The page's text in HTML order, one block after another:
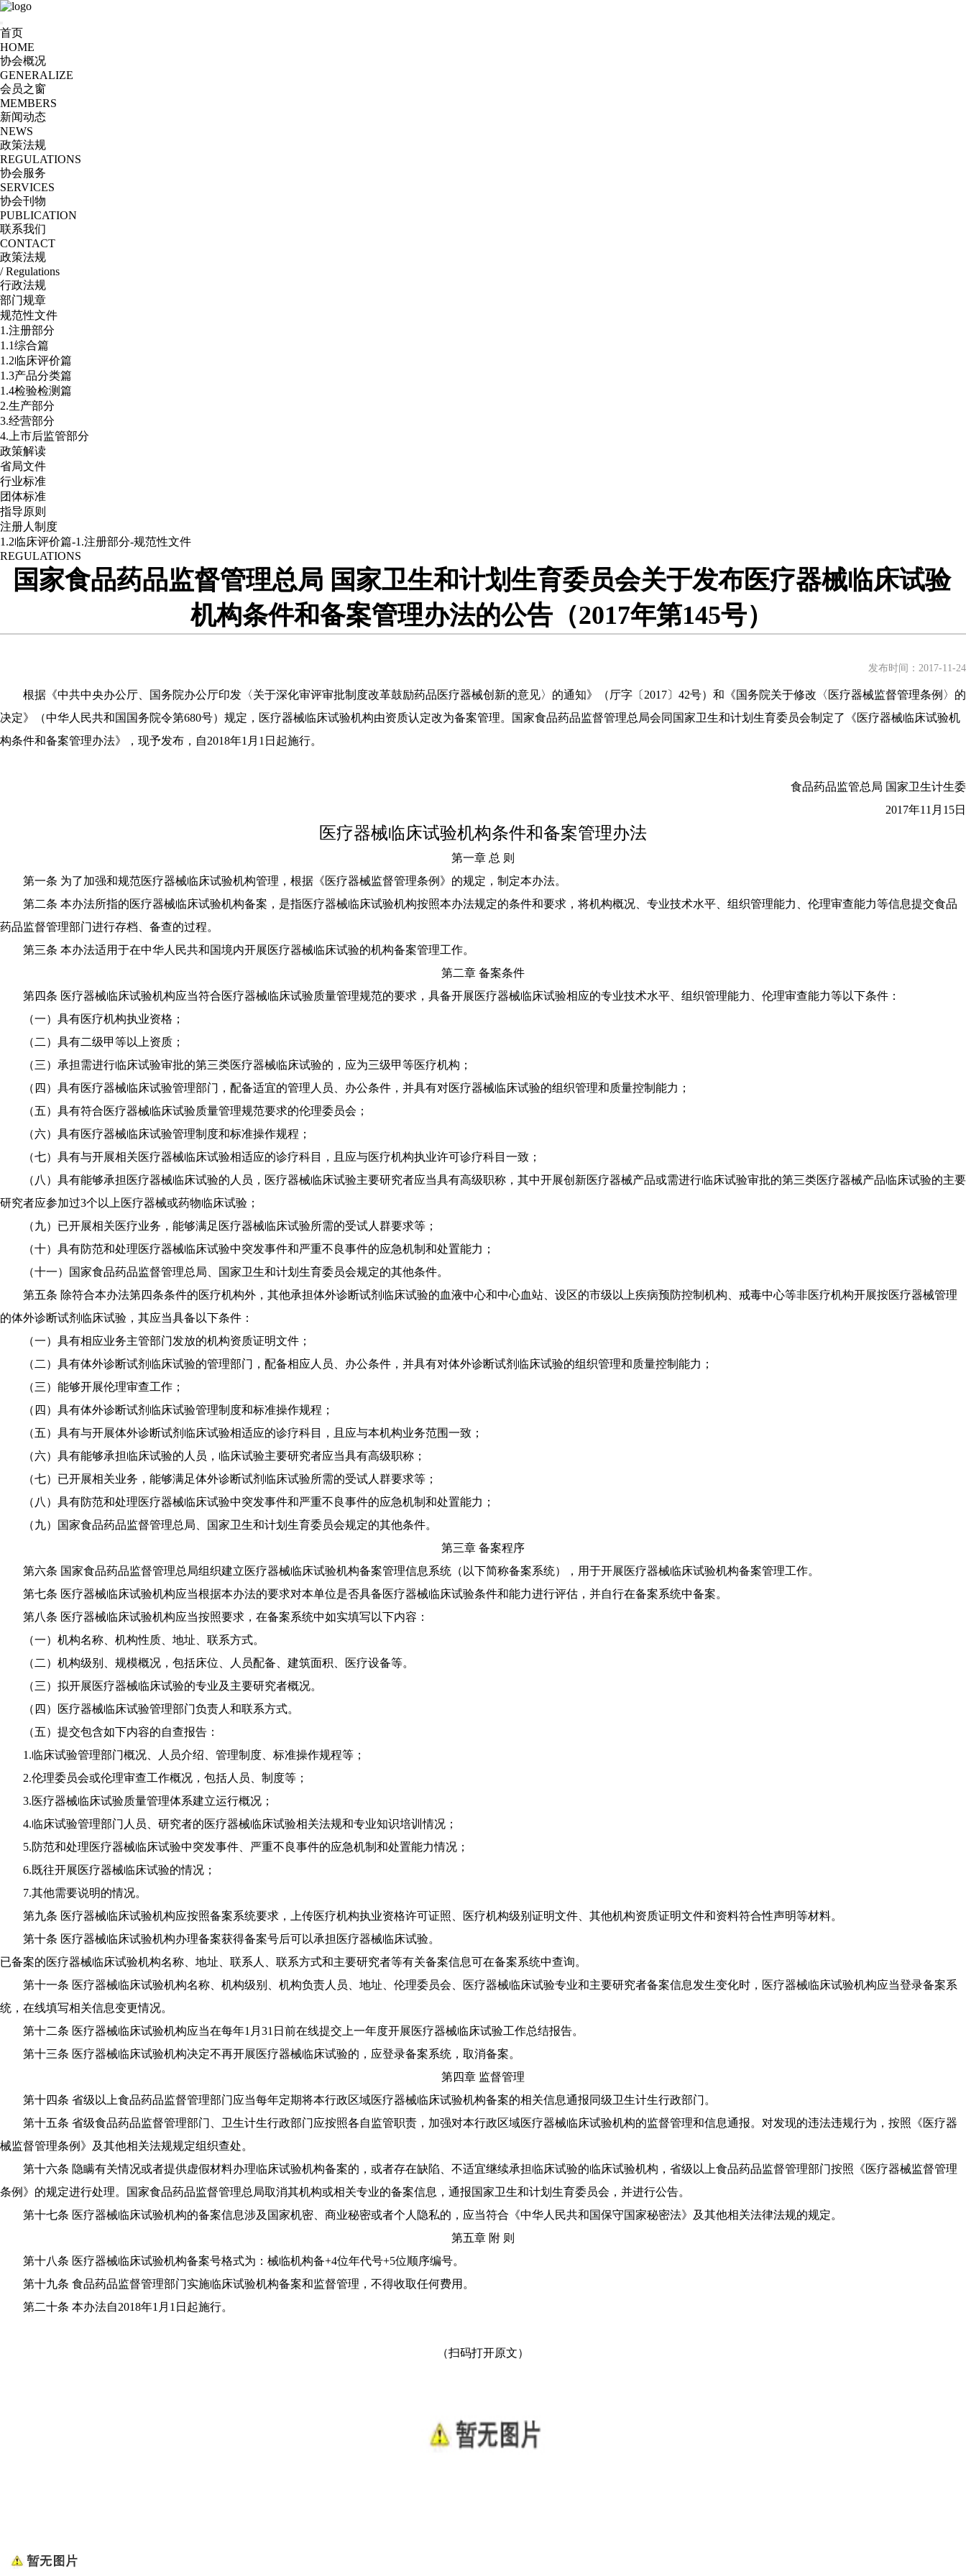
首页
HOME
协会概况
GENERALIZE
会员之窗
MEMBERS
新闻动态
NEWS
政策法规
REGULATIONS
协会服务
SERVICES
协会刊物
PUBLICATION
联系我们
CONTACT
政策法规
/ Regulations
行政法规
部门规章
规范性文件
1.注册部分
1.1综合篇
1.2临床评价篇
1.3产品分类篇
1.4检验检测篇
2.生产部分
3.经营部分
4.上市后监管部分
政策解读
省局文件
行业标准
团体标准
指导原则
注册人制度
1.2临床评价篇-1.注册部分-规范性文件
REGULATIONS
国家食品药品监督管理总局 国家卫生和计划生育委员会关于发布医疗器械临床试验
机构条件和备案管理办法的公告（2017年第145号）
发布时间：2017-11-24
根据《中共中央办公厅、国务院办公厅印发〈关于深化审评审批制度改革鼓励药品医疗器械创新的意见〉的通知》（厅字〔2017〕42号）和《国务院关于修改〈医疗器械监督管理条例〉的
决定》（中华人民共和国国务院令第680号）规定，医疗器械临床试验机构由资质认定改为备案管理。国家食品药品监督管理总局会同国家卫生和计划生育委员会制定了《医疗器械临床试验机
构条件和备案管理办法》，现予发布，自2018年1月1日起施行。
食品药品监管总局 国家卫生计生委
2017年11月15日
医疗器械临床试验机构条件和备案管理办法
第一章 总 则
第一条 为了加强和规范医疗器械临床试验机构管理，根据《医疗器械监督管理条例》的规定，制定本办法。
第二条 本办法所指的医疗器械临床试验机构备案，是指医疗器械临床试验机构按照本办法规定的条件和要求，将机构概况、专业技术水平、组织管理能力、伦理审查能力等信息提交食品
药品监督管理部门进行存档、备查的过程。
第三条 本办法适用于在中华人民共和国境内开展医疗器械临床试验的机构备案管理工作。
第二章 备案条件
第四条 医疗器械临床试验机构应当符合医疗器械临床试验质量管理规范的要求，具备开展医疗器械临床试验相应的专业技术水平、组织管理能力、伦理审查能力等以下条件：
（一）具有医疗机构执业资格；
（二）具有二级甲等以上资质；
（三）承担需进行临床试验审批的第三类医疗器械临床试验的，应为三级甲等医疗机构；
（四）具有医疗器械临床试验管理部门，配备适宜的管理人员、办公条件，并具有对医疗器械临床试验的组织管理和质量控制能力；
（五）具有符合医疗器械临床试验质量管理规范要求的伦理委员会；
（六）具有医疗器械临床试验管理制度和标准操作规程；
（七）具有与开展相关医疗器械临床试验相适应的诊疗科目，且应与医疗机构执业许可诊疗科目一致；
（八）具有能够承担医疗器械临床试验的人员，医疗器械临床试验主要研究者应当具有高级职称，其中开展创新医疗器械产品或需进行临床试验审批的第三类医疗器械产品临床试验的主要
研究者应参加过3个以上医疗器械或药物临床试验；
（九）已开展相关医疗业务，能够满足医疗器械临床试验所需的受试人群要求等；
（十）具有防范和处理医疗器械临床试验中突发事件和严重不良事件的应急机制和处置能力；
（十一）国家食品药品监督管理总局、国家卫生和计划生育委员会规定的其他条件。
第五条 除符合本办法第四条条件的医疗机构外，其他承担体外诊断试剂临床试验的血液中心和中心血站、设区的市级以上疾病预防控制机构、戒毒中心等非医疗机构开展按医疗器械管理
的体外诊断试剂临床试验，其应当具备以下条件：
（一）具有相应业务主管部门发放的机构资质证明文件；
（二）具有体外诊断试剂临床试验的管理部门，配备相应人员、办公条件，并具有对体外诊断试剂临床试验的组织管理和质量控制能力；
（三）能够开展伦理审查工作；
（四）具有体外诊断试剂临床试验管理制度和标准操作规程；
（五）具有与开展体外诊断试剂临床试验相适应的诊疗科目，且应与本机构业务范围一致；
（六）具有能够承担临床试验的人员，临床试验主要研究者应当具有高级职称；
（七）已开展相关业务，能够满足体外诊断试剂临床试验所需的受试人群要求等；
（八）具有防范和处理医疗器械临床试验中突发事件和严重不良事件的应急机制和处置能力；
（九）国家食品药品监督管理总局、国家卫生和计划生育委员会规定的其他条件。
第三章 备案程序
第六条 国家食品药品监督管理总局组织建立医疗器械临床试验机构备案管理信息系统（以下简称备案系统），用于开展医疗器械临床试验机构备案管理工作。
第七条 医疗器械临床试验机构应当根据本办法的要求对本单位是否具备医疗器械临床试验条件和能力进行评估，并自行在备案系统中备案。
第八条 医疗器械临床试验机构应当按照要求，在备案系统中如实填写以下内容：
（一）机构名称、机构性质、地址、联系方式。
（二）机构级别、规模概况，包括床位、人员配备、建筑面积、医疗设备等。
（三）拟开展医疗器械临床试验的专业及主要研究者概况。
（四）医疗器械临床试验管理部门负责人和联系方式。
（五）提交包含如下内容的自查报告：
1.临床试验管理部门概况、人员介绍、管理制度、标准操作规程等；
2.伦理委员会或伦理审查工作概况，包括人员、制度等；
3.医疗器械临床试验质量管理体系建立运行概况；
4.临床试验管理部门人员、研究者的医疗器械临床试验相关法规和专业知识培训情况；
5.防范和处理医疗器械临床试验中突发事件、严重不良事件的应急机制和处置能力情况；
6.既往开展医疗器械临床试验的情况；
7.其他需要说明的情况。
第九条 医疗器械临床试验机构应按照备案系统要求，上传医疗机构执业资格许可证照、医疗机构级别证明文件、其他机构资质证明文件和资料符合性声明等材料。
第十条 医疗器械临床试验机构办理备案获得备案号后可以承担医疗器械临床试验。
已备案的医疗器械临床试验机构名称、地址、联系人、联系方式和主要研究者等有关备案信息可在备案系统中查询。
第十一条 医疗器械临床试验机构名称、机构级别、机构负责人员、地址、伦理委员会、医疗器械临床试验专业和主要研究者备案信息发生变化时，医疗器械临床试验机构应当登录备案系
统，在线填写相关信息变更情况。
第十二条 医疗器械临床试验机构应当在每年1月31日前在线提交上一年度开展医疗器械临床试验工作总结报告。
第十三条 医疗器械临床试验机构决定不再开展医疗器械临床试验的，应登录备案系统，取消备案。
第四章 监督管理
第十四条 省级以上食品药品监督管理部门应当每年定期将本行政区域医疗器械临床试验机构备案的相关信息通报同级卫生计生行政部门。
第十五条 省级食品药品监督管理部门、卫生计生行政部门应按照各自监管职责，加强对本行政区域医疗器械临床试验机构的监督管理和信息通报。对发现的违法违规行为，按照《医疗器
械监督管理条例》及其他相关法规规定组织查处。
第十六条 隐瞒有关情况或者提供虚假材料办理临床试验机构备案的，或者存在缺陷、不适宜继续承担临床试验的临床试验机构，省级以上食品药品监督管理部门按照《医疗器械监督管理
条例》的规定进行处理。国家食品药品监督管理总局取消其机构或相关专业的备案信息，通报国家卫生和计划生育委员会，并进行公告。
第十七条 医疗器械临床试验机构的备案信息涉及国家机密、商业秘密或者个人隐私的，应当符合《中华人民共和国保守国家秘密法》及其他相关法律法规的规定。
第五章 附 则
第十八条 医疗器械临床试验机构备案号格式为：械临机构备+4位年代号+5位顺序编号。
第十九条 食品药品监督管理部门实施临床试验机构备案和监督管理，不得收取任何费用。
第二十条 本办法自2018年1月1日起施行。
（扫码打开原文）